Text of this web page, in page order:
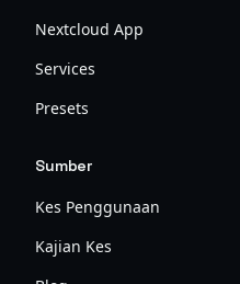
Nextcloud App
Services
Presets
Sumber
Kes Penggunaan
Kajian Kes